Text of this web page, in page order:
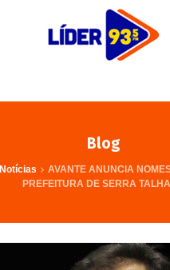
Blog
Notícias
AVANTE ANUNCIA
PREFEITURA DE SERRA